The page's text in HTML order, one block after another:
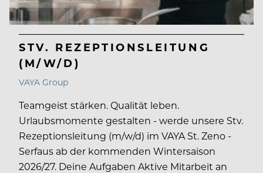
STV. REZEPTIONSLEITUNG
(M/W/D)
VAYA Group
Teamgeist stärken. Qualität leben.
Urlaubsmomente gestalten - werde unsere Stv.
Rezeptionsleitung (m/w/d) im VAYA St. Zeno -
Serfaus ab der kommenden Wintersaison
2026/27. Deine Aufgaben Aktive Mitarbeit an